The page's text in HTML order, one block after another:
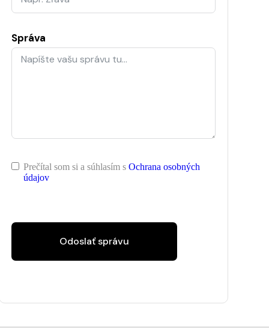
Správa
Prečítal som si a súhlasím s Ochrana osobných
údajov
Odoslať správu